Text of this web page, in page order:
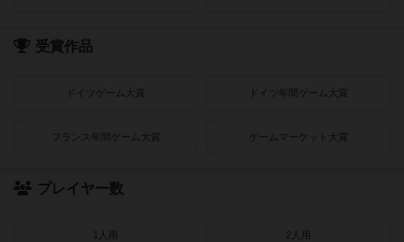
受賞作品
ドイツゲーム大賞 ドイツ年間ゲーム大賞
フランス年間ゲーム大賞 ゲームマーケット大賞
プレイヤー数
1人用 2人用